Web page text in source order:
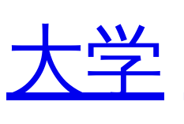
大学